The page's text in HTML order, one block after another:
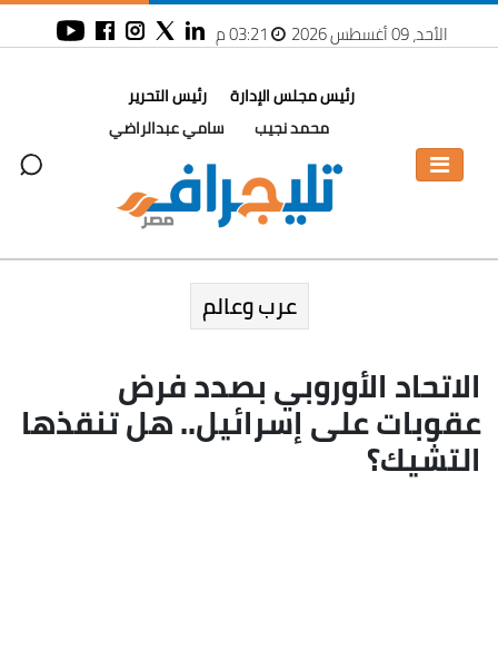
الأحد، 09 أغسطس 2026
رئيس مجلس الإدارة
محمد نجيب
رئيس التحرير
سامي عبدالراضي
عرب وعالم
الاتحاد الأوروبي بصدد فرض
عقوبات على إسرائيل.. هل تنقذها
التشيك؟